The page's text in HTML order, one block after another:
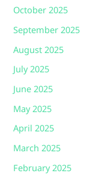
October 2025
September 2025
August 2025
July 2025
June 2025
May 2025
April 2025
March 2025
February 2025